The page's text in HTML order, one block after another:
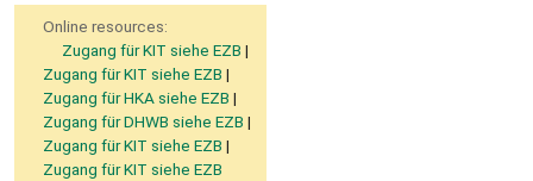
Online resources:
Zugang für KIT siehe EZB
Zugang für KIT siehe EZB
Zugang für HKA siehe EZB
Zugang für DHWB siehe EZB
Zugang für KIT siehe EZB
Zugang für KIT siehe EZB